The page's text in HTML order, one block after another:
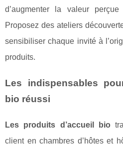
d’augmenter la valeur
Proposez des ateliers
sensibiliser chaque invité à
produits.
Les indispensables
bio réussi
Les produits d’accueil bio
client en chambres d’hôtes et